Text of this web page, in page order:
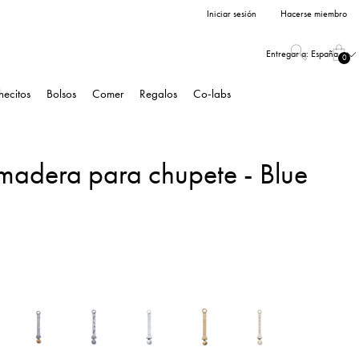
Iniciar sesión Hacerse miembro
Entregar a: España 0
Bolsos Comer Regalos Co-labs
para chupete - Blue